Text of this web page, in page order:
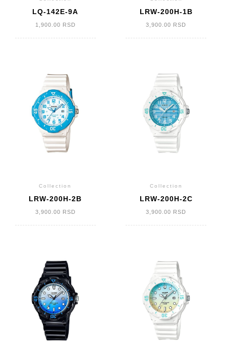
LQ-142E-9A
1,900.00 RSD
LRW-200H-1B
3,900.00 RSD
Collection
LRW-200H-2B
3,900.00 RSD
Collection
LRW-200H-2C
3,900.00 RSD